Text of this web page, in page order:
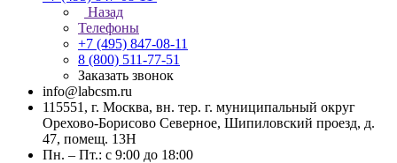
Назад
Телефоны
+7 (495) 847-08-11
8 (800) 511-77-51
Заказать звонок
info@labcsm.ru
115551, г. Москва, вн. тер. г. муниципальный округ
Орехово-Борисово Северное, Шипиловский проезд, д.
47, помещ. 13Н
Пн. – Пт.: с 9:00 до 18:00